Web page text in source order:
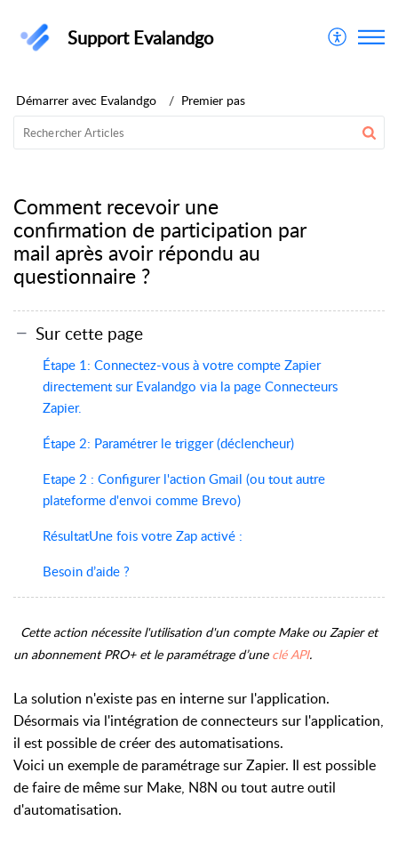
Support Evalandgo
Démarrer avec Evalandgo Premier pas
Comment recevoir une
confirmation de participation par
mail après avoir répondu au
questionnaire ?
Sur cette page
Étape 1: Connectez-vous à votre compte Zapier
directement sur Evalandgo via la page Connecteurs
Zapier.
Étape 2: Paramétrer le trigger (déclencheur)
Etape 2 : Configurer l'action Gmail (ou tout autre
plateforme d'envoi comme Brevo)
RésultatUne fois votre Zap activé :
Besoin d’aide ?
Cette action nécessite l'utilisation d'un compte Make ou Zapier et
un abonnement PRO+ et le paramétrage d’une clé API.
La solution n'existe pas en interne sur l'application.
Désormais via l'intégration de connecteurs sur l'application,
il est possible de créer des automatisations.
Voici un exemple de paramétrage sur Zapier. Il est possible
de faire de même sur Make, N8N ou tout autre outil
d'automatisation.